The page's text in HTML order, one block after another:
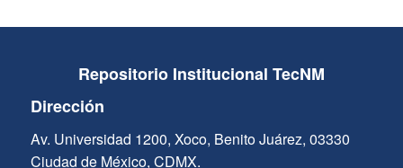
Repositorio Institucional TecNM
Dirección
Av. Universidad 1200, Xoco, Benito Juárez, 03330
Ciudad de México, CDMX.